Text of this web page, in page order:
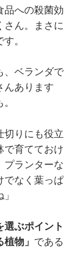
品への殺菌効
さん。まさに
。
、ベランダで
んあります
切りにも役立
で育てておけ
プランターな
でなく葉っぱ
選ぶポイント
物」 である